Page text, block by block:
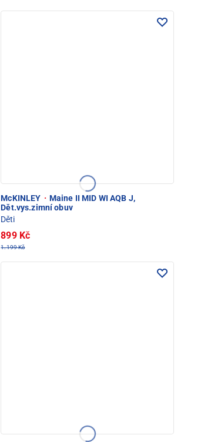
McKINLEY · Maine II MID WI AQB J,
Dět.vys.zimní obuv
Děti
899 Kč
1.199 Kč